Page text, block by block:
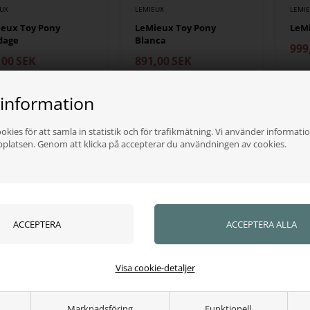
för att samla in statistik och för trafikmätning. Vi använder
Genom att klicka på accepterar du användningen av cookies.
Visa cookie-detaljer
Toy Pony
SEK
LEMIEUX
LeMieux Toy Pony
Blanca
891,00 SEK
LEMIEUX